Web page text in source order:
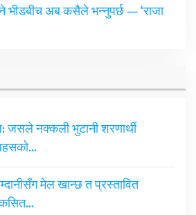
भीडबीच अब कसैले भन्नुपर्छ — ‘राजा
जसले नक्कली भुटानी शरणार्थी
मेल खान्छ त प्रस्तावित